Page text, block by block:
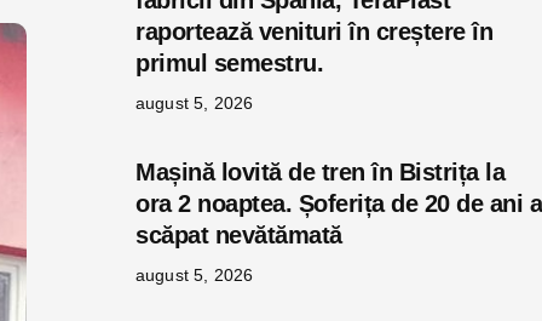
raportează venituri în creștere în
primul semestru.
august 5, 2026
Mașină lovită de tren în Bistrița la
ora 2 noaptea. Șoferița de 20 de ani a
scăpat nevătămată
august 5, 2026